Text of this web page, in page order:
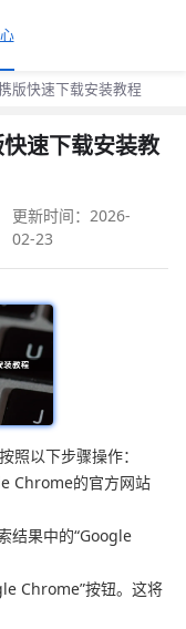
版快速下载安装教程
速下载安装教
更新时间：2026-
02-23
照以下步骤操作：
Chrome的官方网站
结果中的“Google
Chrome”按钮。这将